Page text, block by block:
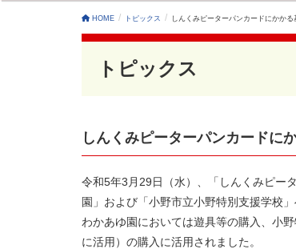
HOME トピックス しんくみピーターパンカードにかか
トピックス
しんくみピーターパンカードに
令和5年3月29日（水）、「しんくみピー
園」および「小野市立小野特別支援学校
わかあゆ園においては遊具等の購入、小
に活用）の購入に活用されました。